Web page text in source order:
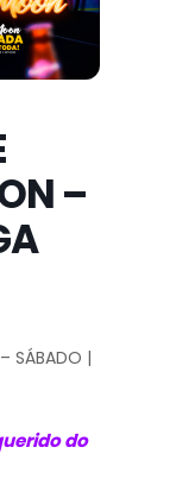
–
SÁBADO |
do